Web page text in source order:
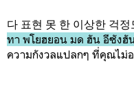
다 표현 못 한 이상한 걱정
ทา พโยฮยอน มด ฮัน อีซังฮั
ความกังวลแปลกๆ ที่คุณไม่